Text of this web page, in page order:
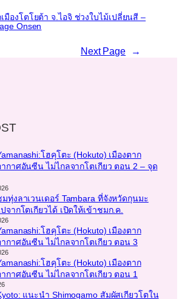
เมืองโตโยต้า จ.ไอจิ ช่วงใบไม้เปลี่ยนสี –
Onsen
Next Page →
โฮคุโตะ (Hokuto) เมืองตาก
ากาศอันซีน ไม่ไกลจากโตเกียว ตอน 2 – จุด
มทุ่งลาเวนเดอร์ Tambara ที่จังหวัดกุนมะ
จากโตเกียวได้ เปิดให้เข้าชมก.ค.
โฮคุโตะ (Hokuto) เมืองตาก
ากาศอันซีน ไม่ไกลจากโตเกียว ตอน 3
โฮคุโตะ (Hokuto) เมืองตาก
ากาศอันซีน ไม่ไกลจากโตเกียว ตอน 1
แนะนำ Shimogamo สัมผัสเกียวโตใน